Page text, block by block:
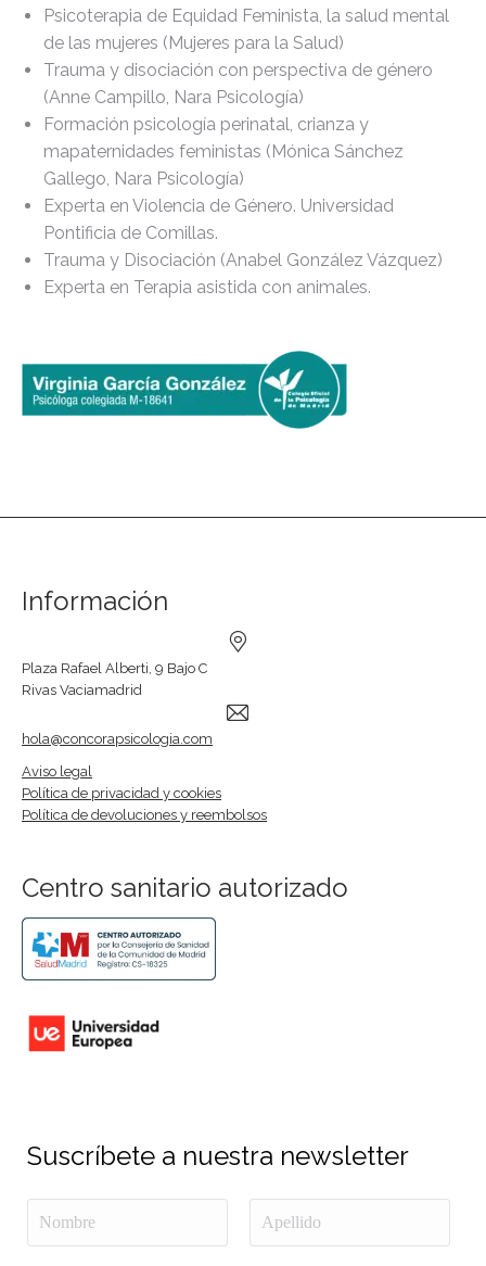
Psicoterapia de Equidad Feminista, la salud mental
de las mujeres (Mujeres para la Salud)
Trauma y disociación con perspectiva de género
(Anne Campillo, Nara Psicología)
Formación psicología perinatal, crianza y
mapaternidades feministas (Mónica Sánchez
Gallego, Nara Psicología)
Experta en Violencia de Género. Universidad
Pontificia de Comillas.
Trauma y Disociación (Anabel González Vázquez)
Experta en Terapia asistida con animales.
Información
Plaza Rafael Alberti, 9 Bajo C
Rivas Vaciamadrid
hola@concorapsicologia.com
Aviso legal
Política de privacidad y cookies
Política de devoluciones y reembolsos
Centro sanitario autorizado
Suscríbete a nuestra newsletter